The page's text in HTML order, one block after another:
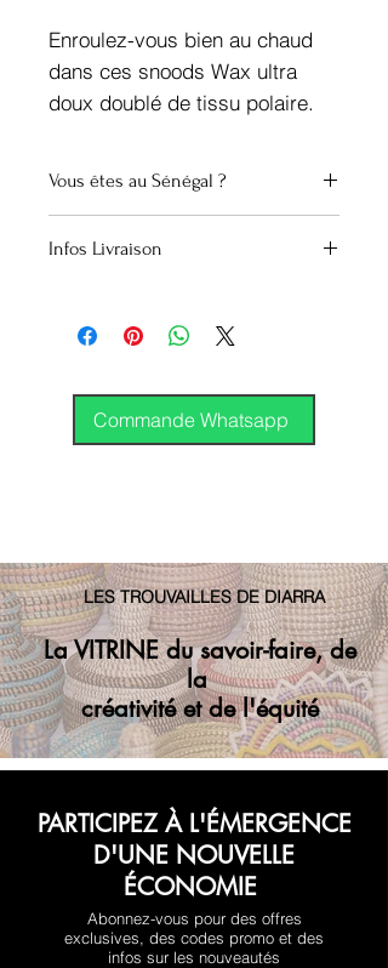
Enroulez-vous bien au chaud
dans ces snoods Wax ultra
doux doublé de tissu polaire.
Longueur totale : env.160cm
Vous êtes au Sénégal ?
Infos Livraison
Envoi groupé (Montréal) chaque
mois
International
DHL
GP
Commande Whatsapp
LES TROUVAILLES DE DIARRA
La VITRINE du savoir-faire, de
la
créativité et de l'équité
PARTICIPEZ À L'ÉMERGENCE
D'UNE NOUVELLE
ÉCONOMIE
Abonnez-vous pour des offres
exclusives, des codes promo et des
infos sur les nouveautés